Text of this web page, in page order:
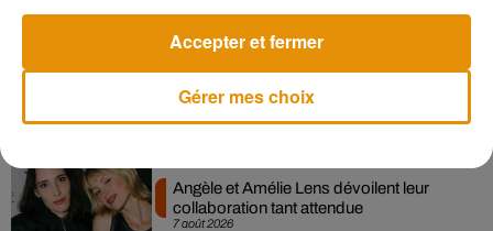
7 août 2026
Madonna sort enfin le remix de « Love
7 août 2026
Angèle et Amélie Lens dévoilent leur
collaboration tant attendue
Gérer mes choix
Accepter et fermer